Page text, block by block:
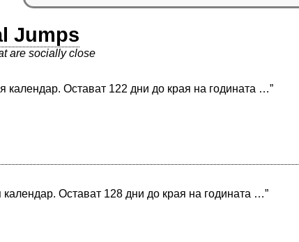
Jumps
are socially close
календар. Остават 122 дни до края на годината …”
календар. Остават 128 дни до края на годината …”